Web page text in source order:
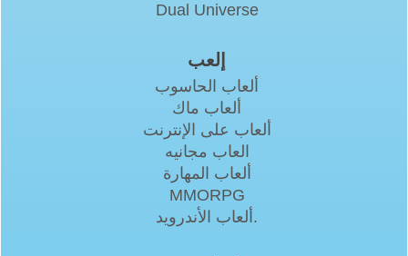
Dual Universe
إلعب
ألعاب الحاسوب
ألعاب ماك
ألعاب على الإنترنت
العاب مجانيه
ألعاب المهارة
MMORPG
ألعاب الأندرويد.